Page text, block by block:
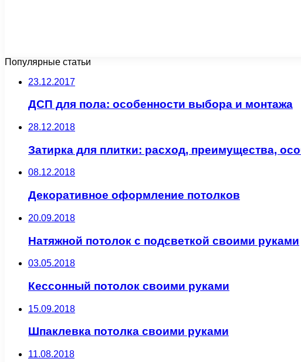
Популярные статьи
23.12.2017
ДСП для пола: особенности выбора и монтажа
28.12.2018
Затирка для плитки: расход, преимущества,
08.12.2018
Декоративное оформление потолков
20.09.2018
Натяжной потолок с подсветкой своими руками
03.05.2018
Кессонный потолок своими руками
15.09.2018
Шпаклевка потолка своими руками
11.08.2018